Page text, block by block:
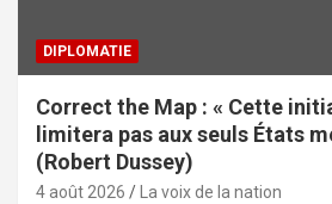
DIPLOMATIE
Correct the Map : « Cette
limitera pas aux seuls États
(Robert Dussey)
4 août 2026 La voix de la nation